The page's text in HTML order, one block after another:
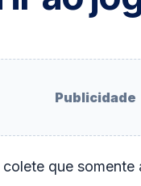
Publicidade
que